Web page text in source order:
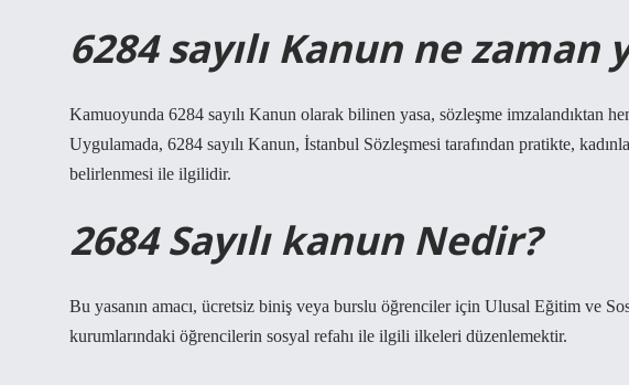
6284 sayılı Kanun ne
Kamuoyunda 6284 sayılı Kanun olarak bilinen yasa, sözleşme imzalandıktan
Uygulamada, 6284 sayılı Kanun, İstanbul Sözleşmesi tarafından pratikte,
belirlenmesi ile ilgilidir.
2684 Sayılı kanun Nedir?
Bu yasanın amacı, ücretsiz biniş veya burslu öğrenciler için Ulusal Eğitim ve
kurumlarındaki öğrencilerin sosyal refahı ile ilgili ilkeleri düzenlemektir.